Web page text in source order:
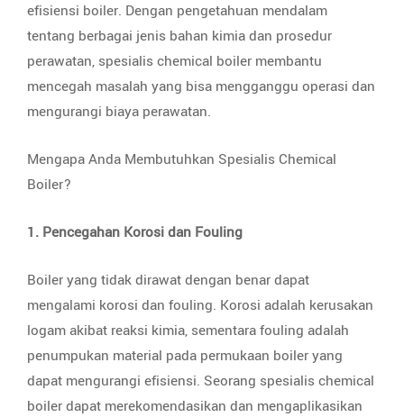
efisiensi boiler. Dengan pengetahuan mendalam
tentang berbagai jenis bahan kimia dan prosedur
perawatan, spesialis chemical boiler membantu
mencegah masalah yang bisa mengganggu operasi dan
mengurangi biaya perawatan.
Mengapa Anda Membutuhkan Spesialis Chemical
Boiler?
1. Pencegahan Korosi dan Fouling
Boiler yang tidak dirawat dengan benar dapat
mengalami korosi dan fouling. Korosi adalah kerusakan
logam akibat reaksi kimia, sementara fouling adalah
penumpukan material pada permukaan boiler yang
dapat mengurangi efisiensi. Seorang spesialis chemical
boiler dapat merekomendasikan dan mengaplikasikan